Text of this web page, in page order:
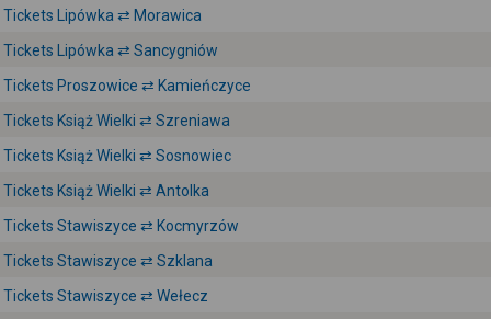
Tickets Lipówka ⇄ Morawica
Tickets Lipówka ⇄ Sancygniów
Tickets Proszowice ⇄ Kamieńczyce
Tickets Książ Wielki ⇄ Szreniawa
Tickets Książ Wielki ⇄ Sosnowiec
Tickets Książ Wielki ⇄ Antolka
Tickets Stawiszyce ⇄ Kocmyrzów
Tickets Stawiszyce ⇄ Szklana
Tickets Stawiszyce ⇄ Wełecz